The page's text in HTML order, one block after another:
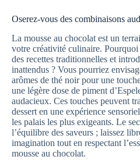
Oserez-vous des combinaisons
La mousse au chocolat est un
votre créativité culinaire. Pourquoi
des recettes traditionnelles et
inattendus ? Vous pourriez
arômes de thé noir pour une
une légère dose de piment
audacieux. Ces touches peuvent
dessert en une expérience
les palais les plus exigeants. Le
l’équilibre des saveurs ; laissez
imagination tout en respectant
mousse au chocolat.